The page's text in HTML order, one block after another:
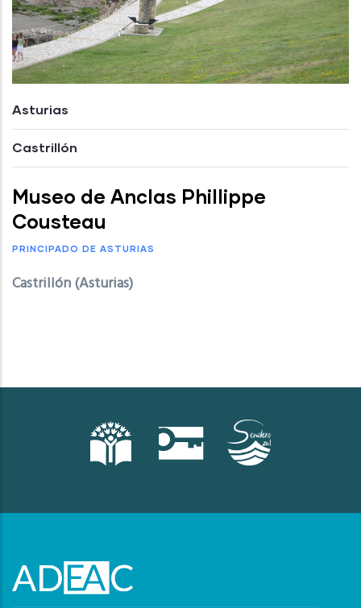
Asturias
Castrillón
Museo de Anclas Phillippe
Cousteau
PRINCIPADO DE ASTURIAS
Castrillón (Asturias)